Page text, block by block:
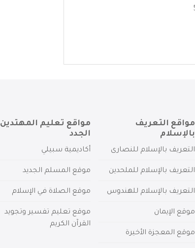
مواقع التعريف
بالإسلام
التعريف بالإسلام للنصارى
التعريف بالإسلام للملحدين
التعريف بالإسلام للهندوس
موقع الإيمان
موقع المعجزة الأخيرة
مواقع تعليم المهتدين
الجدد
أكاديمية سبيلي
موقع المسلم الجديد
موقع الصلاة في الإسلام
موقع تعليم تفسير وتجويد
القرآن الكريم